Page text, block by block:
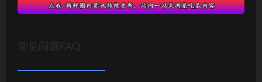
常见问题FAQ